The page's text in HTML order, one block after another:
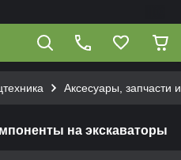
Аксесуары, запчасти
на экскаваторы